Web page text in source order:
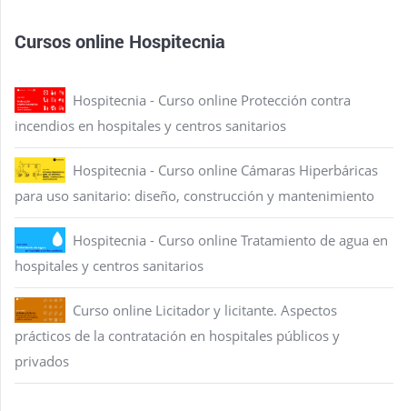
Cursos online Hospitecnia
Hospitecnia - Curso online Protección contra
incendios en hospitales y centros sanitarios
Hospitecnia - Curso online Cámaras Hiperbáricas
para uso sanitario: diseño, construcción y mantenimiento
Hospitecnia - Curso online Tratamiento de agua en
hospitales y centros sanitarios
Curso online Licitador y licitante. Aspectos
prácticos de la contratación en hospitales públicos y
privados